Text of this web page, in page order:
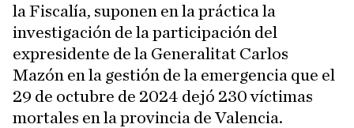
la Fiscalía, suponen en la práctica la
investigación de la participación del
expresidente de la Generalitat Carlos
Mazón en la gestión de la emergencia que el
29 de octubre de 2024 dejó 230 víctimas
mortales en la provincia de Valencia.